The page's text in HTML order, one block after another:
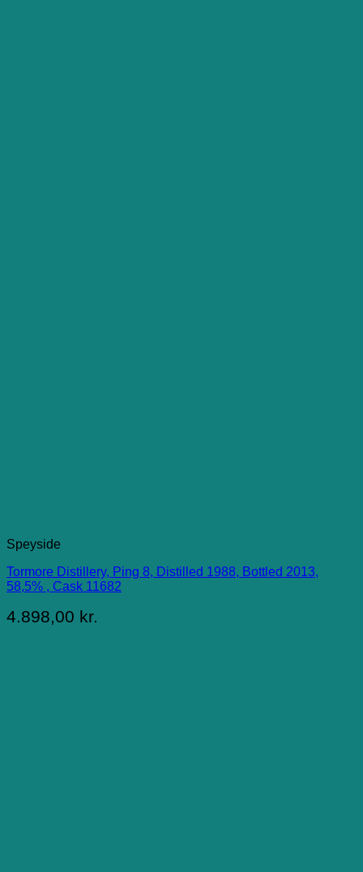
Speyside
Tormore Distillery, Ping 8, Distilled 1988, Bottled 2013,
58,5% , Cask 11682
4.898,00 kr.